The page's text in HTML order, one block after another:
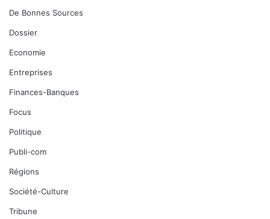
De Bonnes Sources
Dossier
Economie
Entreprises
Finances-Banques
Focus
Politique
Publi-com
Régions
Société-Culture
Tribune